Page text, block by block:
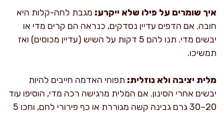
איך שומרים על פילו שלא ייקרע: מגבת לחה-קלות היא
חובה. אם הדפים עדיין נסדקים, כנראה הם קרים מדי או
יבשים מדי. תנו להם 5 דקות על השיש (עדיין מכוסים) ואז
תמשיכו.
מלית יציבה ולא נוזלית: תפוחי האדמה חייבים להיות
יבשים אחרי הסינון. אם המלית מרגישה רכה מדי, הוסיפו עוד
20–30 גרם גבינה קשה מגוררת או כף פירורי לחם, וחכו 5